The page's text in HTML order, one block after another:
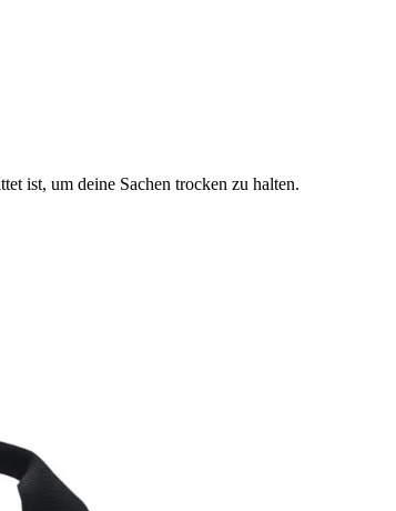
ist, um deine Sachen trocken zu halten.